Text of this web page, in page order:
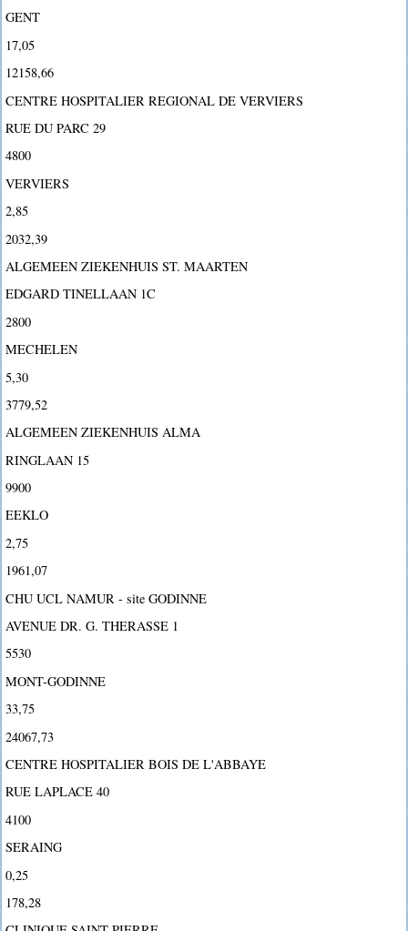
GENT
17,05
12158,66
CENTRE HOSPITALIER REGIONAL DE VERVIERS
RUE DU PARC 29
4800
VERVIERS
2,85
2032,39
ALGEMEEN ZIEKENHUIS ST. MAARTEN
EDGARD TINELLAAN 1C
2800
MECHELEN
5,30
3779,52
ALGEMEEN ZIEKENHUIS ALMA
RINGLAAN 15
9900
EEKLO
2,75
1961,07
CHU UCL NAMUR - site GODINNE
AVENUE DR. G. THERASSE 1
5530
MONT-GODINNE
33,75
24067,73
CENTRE HOSPITALIER BOIS DE L'ABBAYE
RUE LAPLACE 40
4100
SERAING
0,25
178,28